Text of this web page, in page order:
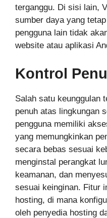
terganggu. Di sisi lain,
sumber daya yang
pengguna lain tidak
website atau aplikasi
Kontrol
Salah satu keunggulan
penuh atas lingkungan
pengguna memiliki
yang memungkinkan
secara bebas sesuai
menginstal perangkat
keamanan, dan
sesuai keinginan. Fitur
hosting, di mana
oleh penyedia hosting